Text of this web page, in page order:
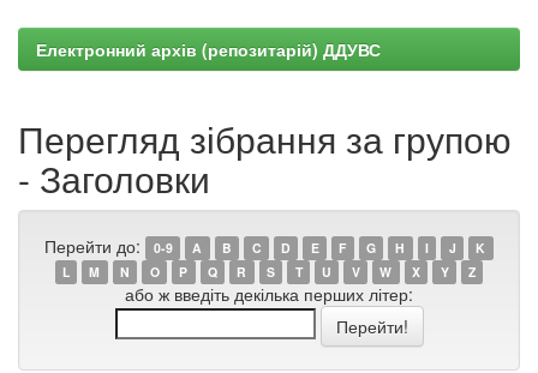
Електронний архів (репозитарій) ДДУВС
Перегляд зібрання за групою
- Заголовки
Перейти до: 0-9 A B C D E F G H I J
K
L
M N O P Q R S T U V W X Y Z
або ж введіть декілька перших літер: